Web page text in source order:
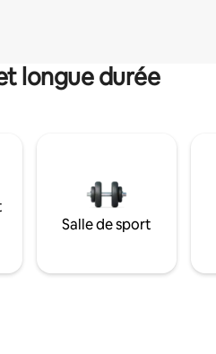
longue durée
Salle de sport